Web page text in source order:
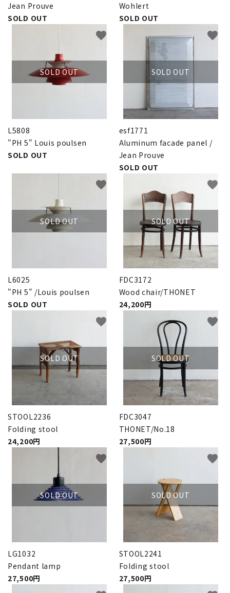
Jean Prouve
SOLD OUT
Wohlert
SOLD OUT
SOLD OUT
L5808
"PH 5" Louis poulsen
SOLD OUT
favorite
SOLD OUT
esf1771
Aluminum facade panel /
Jean Prouve
SOLD OUT
favorite
SOLD OUT
L6025
"PH 5" /Louis poulsen
SOLD OUT
favorite
SOLD OUT
FDC3172
Wood chair/THONET
24,200円
favorite
SOLD OUT
STOOL2236
Folding stool
24,200円
favorite
SOLD OUT
FDC3047
THONET/No.18
27,500円
favorite
SOLD OUT
LG1032
Pendant lamp
27,500円
favorite
SOLD OUT
STOOL2241
Folding stool
27,500円
favorite